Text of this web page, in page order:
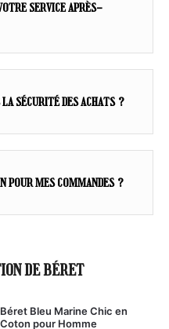
SERVICE APRÈS-
SÉCURITÉ DES ACHATS ?
POUR MES COMMANDES ?
DE BÉRET
Béret Bleu Marine Chic en
Coton pour Homme